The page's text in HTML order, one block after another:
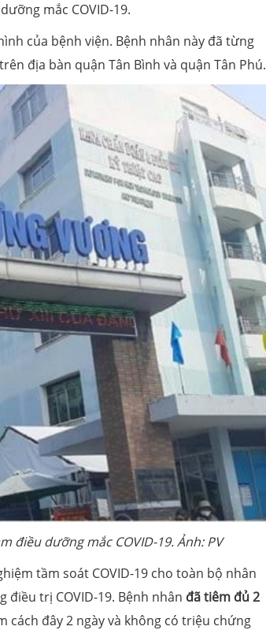
mắc COVID-19.
của bệnh viện. Bệnh nhân này đã từng
địa bàn quận Tân Bình và quận Tân Phú.
điều dưỡng mắc COVID-19. Ảnh: PV
tầm soát COVID-19 cho toàn bộ nhân
trị COVID-19. Bệnh nhân đã tiêm đủ 2
cách đây 2 ngày và không có triệu chứng